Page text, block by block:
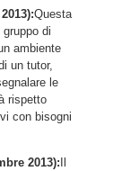
Questa
di
ambiente
un tutor,
le
rispetto
con bisogni
2013):